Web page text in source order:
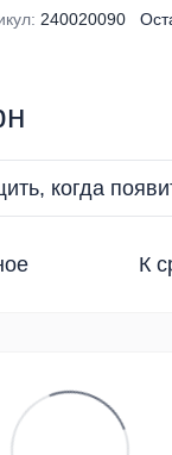
240020090
когда
К